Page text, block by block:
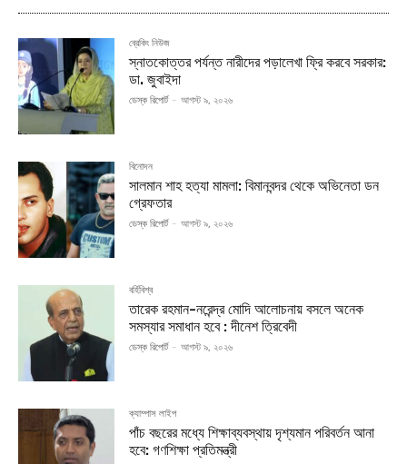
ব্রেকিং নিউজ
স্নাতকোত্তর পর্যন্ত নারীদের পড়ালেখা ফ্রি করবে সরকার:
ডা. জুবাইদা
ডেস্ক রিপোর্ট - আগস্ট ৯, ২০২৬
বিনোদন
সালমান শাহ হত্যা মামলা: বিমানবন্দর থেকে অভিনেতা ডন
গ্রেফতার
ডেস্ক রিপোর্ট - আগস্ট ৯, ২০২৬
বর্হিবিশ্ব
তারেক রহমান-নরেন্দ্র মোদি আলোচনায় বসলে অনেক
সমস্যার সমাধান হবে : দীনেশ ত্রিবেদী
ডেস্ক রিপোর্ট - আগস্ট ৯, ২০২৬
ক্যাম্পাস লাইপ
পাঁচ বছরের মধ্যে শিক্ষাব্যবস্থায় দৃশ্যমান পরিবর্তন আনা
হবে: গণশিক্ষা প্রতিমন্ত্রী